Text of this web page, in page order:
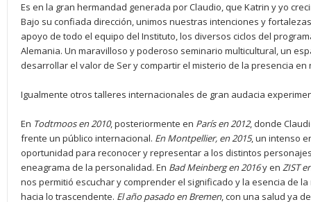
Es en la gran hermandad generada por Claudio, que Katrin y yo
Bajo su confiada dirección, unimos nuestras intenciones y
apoyo de todo el equipo del Instituto, los diversos ciclos del
Alemania. Un maravilloso y poderoso seminario multicultural, un
desarrollar el valor de Ser y compartir el misterio de la presencia
Igualmente otros talleres internacionales de gran audacia
En Todtmoos en 2010, posteriormente en París en 2012, donde
frente un público internacional. En Montpellier, en 2015, un intenso
oportunidad para reconocer y representar a los distintos
eneagrama de la personalidad. En Bad Meinberg en 2016y en ZIST
nos permitió escuchar y comprender el significado y la esencia de
hacia lo trascendente. El año pasado en Bremen, con una salud ya